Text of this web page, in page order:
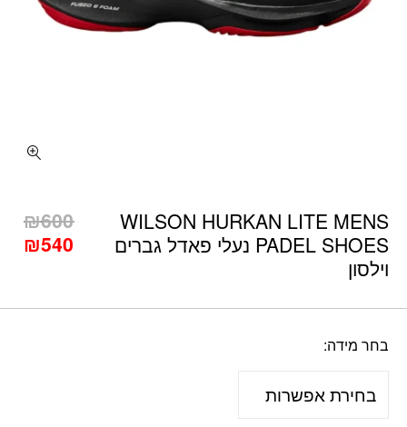
WILSON HURKAN LITE MENS
PADEL SHOES נעלי פאדל גברים
וילסון
₪600
₪540
בחר מידה